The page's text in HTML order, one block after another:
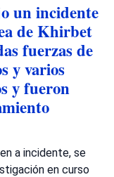
un incidente
de Khirbet
fuerzas de
y varios
y fueron
a incidente, se
en curso